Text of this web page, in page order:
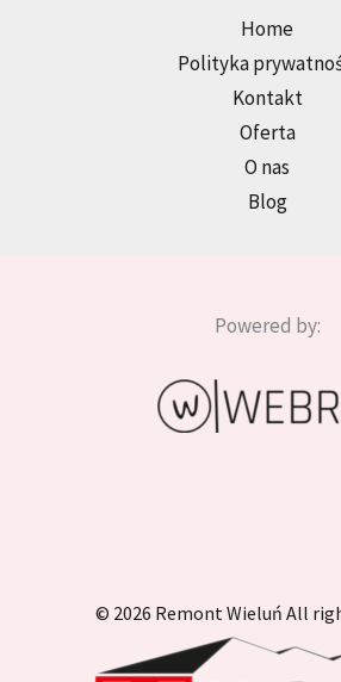
Home
Polityka
Kontakt
Oferta
O nas
Blog
Powered by:
© 2026 Remont Wieluń All